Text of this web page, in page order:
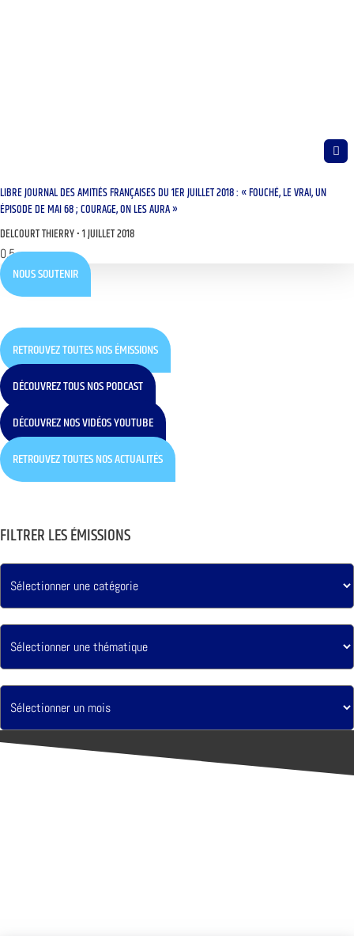
LIBRE JOURNAL DES AMITIÉS FRANÇAISES DU 1ER JUILLET 2018 : « FOUCHÉ, LE VRAI, UN
ÉPISODE DE MAI 68 ; COURAGE, ON LES AURA »
DELCOURT THIERRY 1 JUILLET 2018
NOUS SOUTENIR
RETROUVEZ TOUTES NOS ÉMISSIONS
DÉCOUVREZ TOUS NOS PODCAST
DÉCOUVREZ NOS VIDÉOS YOUTUBE
RETROUVEZ TOUTES NOS ACTUALITÉS
FILTRER LES ÉMISSIONS